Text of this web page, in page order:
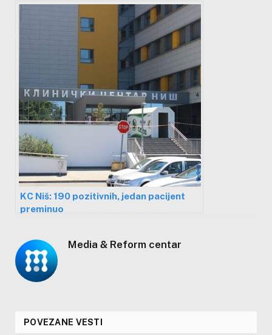
KC Niš: 190 pozitivnih, jedan pacijent
preminuo
Media & Reform centar
POVEZANE VESTI